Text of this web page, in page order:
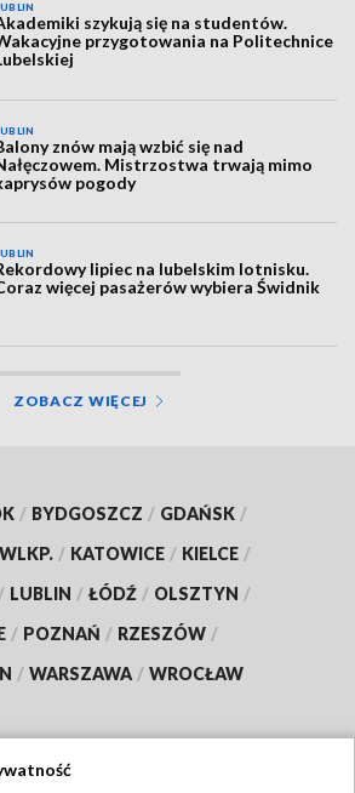
szykują się na studentów.
przygotowania na Politechnice
znów mają wzbić się nad
Mistrzostwa trwają mimo
pogody
lipiec na lubelskim lotnisku.
więcej pasażerów wybiera Świdnik
ZOBACZ WIĘCEJ
/ BYDGOSZCZ / GDAŃSK /
/ KATOWICE / KIELCE /
/ LUBLIN / ŁÓDŹ / OLSZTYN /
/ POZNAŃ / RZESZÓW /
/ WARSZAWA / WROCŁAW